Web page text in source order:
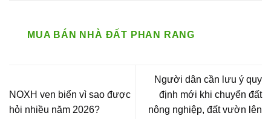
MUA BÁN NHÀ ĐẤT PHAN RANG
NOXH ven biển vì sao được
hỏi nhiều năm 2026?
Người dân cần lưu ý quy
định mới khi chuyển đất
nông nghiệp, đất vườn lên